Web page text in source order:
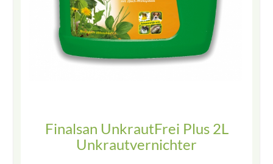
Finalsan UnkrautFrei Plus 2L
Unkrautvernichter